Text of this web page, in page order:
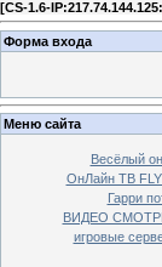
[CS-1.6-
Форма входа
Меню сайта
Весёлый
ОнЛайн ТВ FLY
Гарри
ВИДЕО
игровые